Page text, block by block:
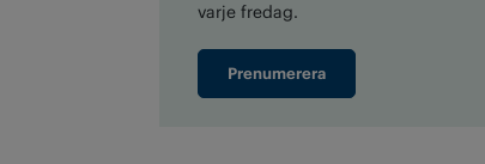
varje fredag.
Prenumerera